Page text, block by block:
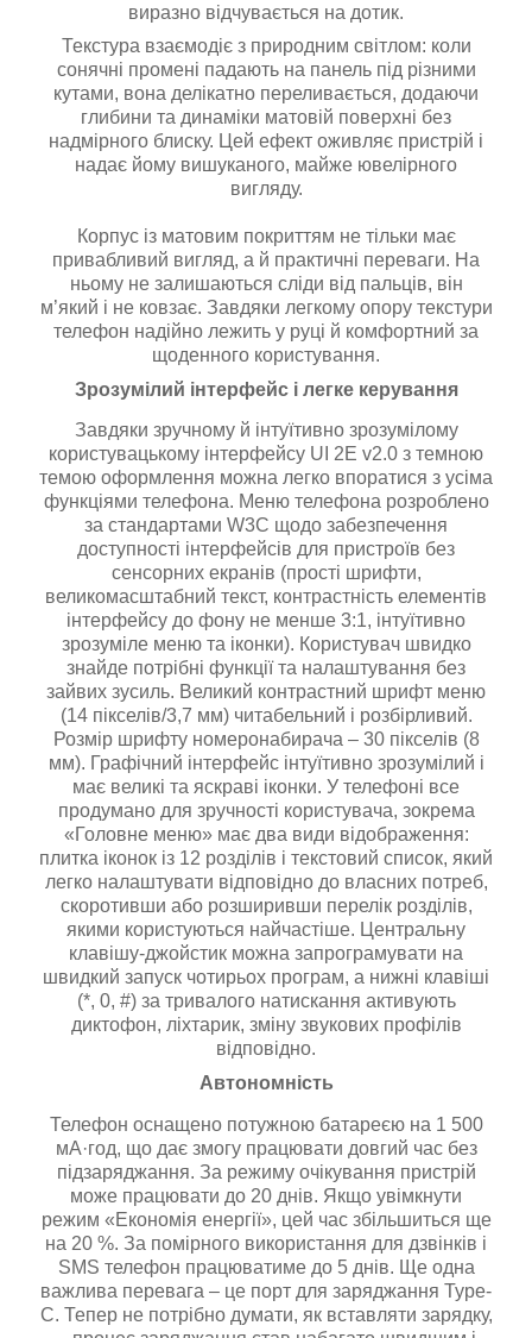
виразно відчувається на дотик.
Текстура взаємодіє з природним світлом: коли
сонячні промені падають на панель під різними
кутами, вона делікатно переливається, додаючи
глибини та динаміки матовій поверхні без
надмірного блиску. Цей ефект оживляє пристрій і
надає йому вишуканого, майже ювелірного
вигляду.
Корпус із матовим покриттям не тільки має
привабливий вигляд, а й практичні переваги. На
ньому не залишаються сліди від пальців, він
м’який і не ковзає. Завдяки легкому опору текстури
телефон надійно лежить у руці й комфортний за
щоденного користування.
Зрозумілий інтерфейс і легке керування
Завдяки зручному й інтуїтивно зрозумілому
користувацькому інтерфейсу UI 2E v2.0 з темною
темою оформлення можна легко впоратися з усіма
функціями телефона. Меню телефона розроблено
за стандартами W3C щодо забезпечення
доступності інтерфейсів для пристроїв без
сенсорних екранів (прості шрифти,
великомасштабний текст, контрастність елементів
інтерфейсу до фону не менше 3:1, інтуїтивно
зрозуміле меню та іконки). Користувач швидко
знайде потрібні функції та налаштування без
зайвих зусиль. Великий контрастний шрифт меню
(14 пікселів/3,7 мм) читабельний і розбірливий.
Розмір шрифту номеронабирача – 30 пікселів (8
мм). Графічний інтерфейс інтуїтивно зрозумілий і
має великі та яскраві іконки. У телефоні все
продумано для зручності користувача, зокрема
«Головне меню» має два види відображення:
плитка іконок із 12 розділів і текстовий список, який
легко налаштувати відповідно до власних потреб,
скоротивши або розширивши перелік розділів,
якими користуються найчастіше. Центральну
клавішу-джойстик можна запрограмувати на
швидкий запуск чотирьох програм, а нижні клавіші
(*, 0, #) за тривалого натискання активують
диктофон, ліхтарик, зміну звукових профілів
відповідно.
Автономність
Телефон оснащено потужною батареєю на 1 500
мА·год, що дає змогу працювати довгий час без
підзаряджання. За режиму очікування пристрій
може працювати до 20 днів. Якщо увімкнути
режим «Економія енергії», цей час збільшиться ще
на 20 %. За помірного використання для дзвінків і
SMS телефон працюватиме до 5 днів. Ще одна
важлива перевага – це порт для заряджання Type-
C. Тепер не потрібно думати, як вставляти зарядку,